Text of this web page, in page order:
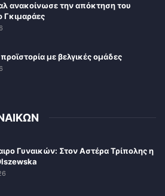
ανακοίνωσε την απόκτηση του
με βελγικές ομάδες
Γυναικών: Στον Αστέρα Τρίπολης η